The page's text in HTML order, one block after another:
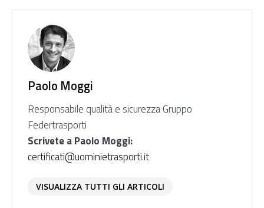
Paolo Moggi
Responsabile qualità e sicurezza Gruppo
Federtrasporti
Scrivete a Paolo Moggi:
certificati@uominietrasporti.it
VISUALIZZA TUTTI GLI ARTICOLI